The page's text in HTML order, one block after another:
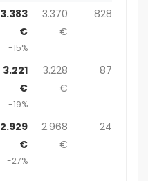
3.383
€
-15%
3.370
€
828
3.221
€
-19%
3.228
€
87
2.929
€
-27%
2.968
€
24